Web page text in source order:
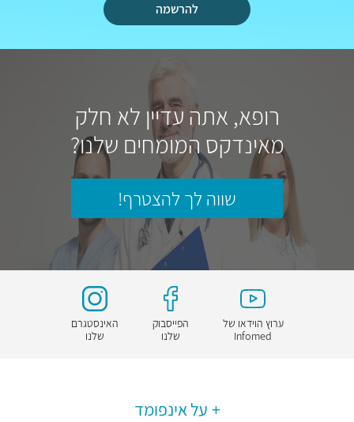
להרשמה
רופא, אתה עדיין לא חלק
מאינדקס המומחים שלנו?
שווה לך להצטרף!
ערוץ הוידאו של
Infomed
הפייסבוק
שלנו
האינסטגרם
שלנו
על אינפומד